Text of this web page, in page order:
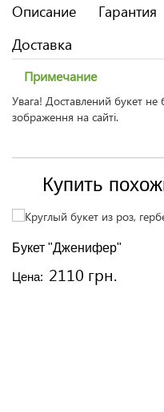
Описание Гарантия
Доставка
Примечание
Увага! Доставлений букет
зображення на сайті.
Купить
Букет "Дженифер"
Цена: 2110 грн.